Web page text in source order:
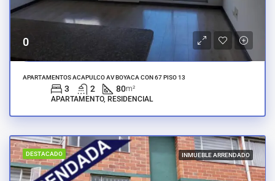
0
APARTAMENTOS ACAPULCO AV BOYACA CON 67 PISO 13
3 2 80m²
APARTAMENTO, RESIDENCIAL
DESTACADO INMUEBLE ARRENDADO